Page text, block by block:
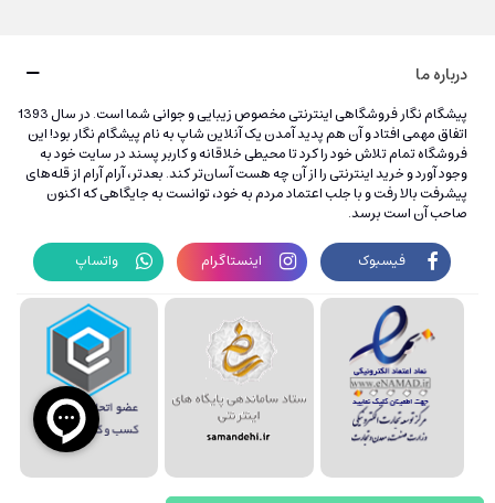
درباره ما
پیشگام نگار فروشگاهی اینترنتی مخصوص زیبایی و جوانی شما است. در سال 1393
اتفاق مهمی افتاد و آن هم پدید آمدن یک آنلاین شاپ به نام پیشگام نگار بود! این
فروشگاه تمام تلاش خود را کرد تا محیطی خلاقانه و کاربر پسند در سایت خود به
وجود آورد و خرید اینترنتی را از آن چه هست آسان‌تر کند. بعدتر، آرام آرام از قله‌های
پیشرفت بالا رفت و با جلب اعتماد مردم به خود، توانست به جایگاهی که اکنون
صاحب آن است برسد.
فیسبوک اینستاگرام واتساپ